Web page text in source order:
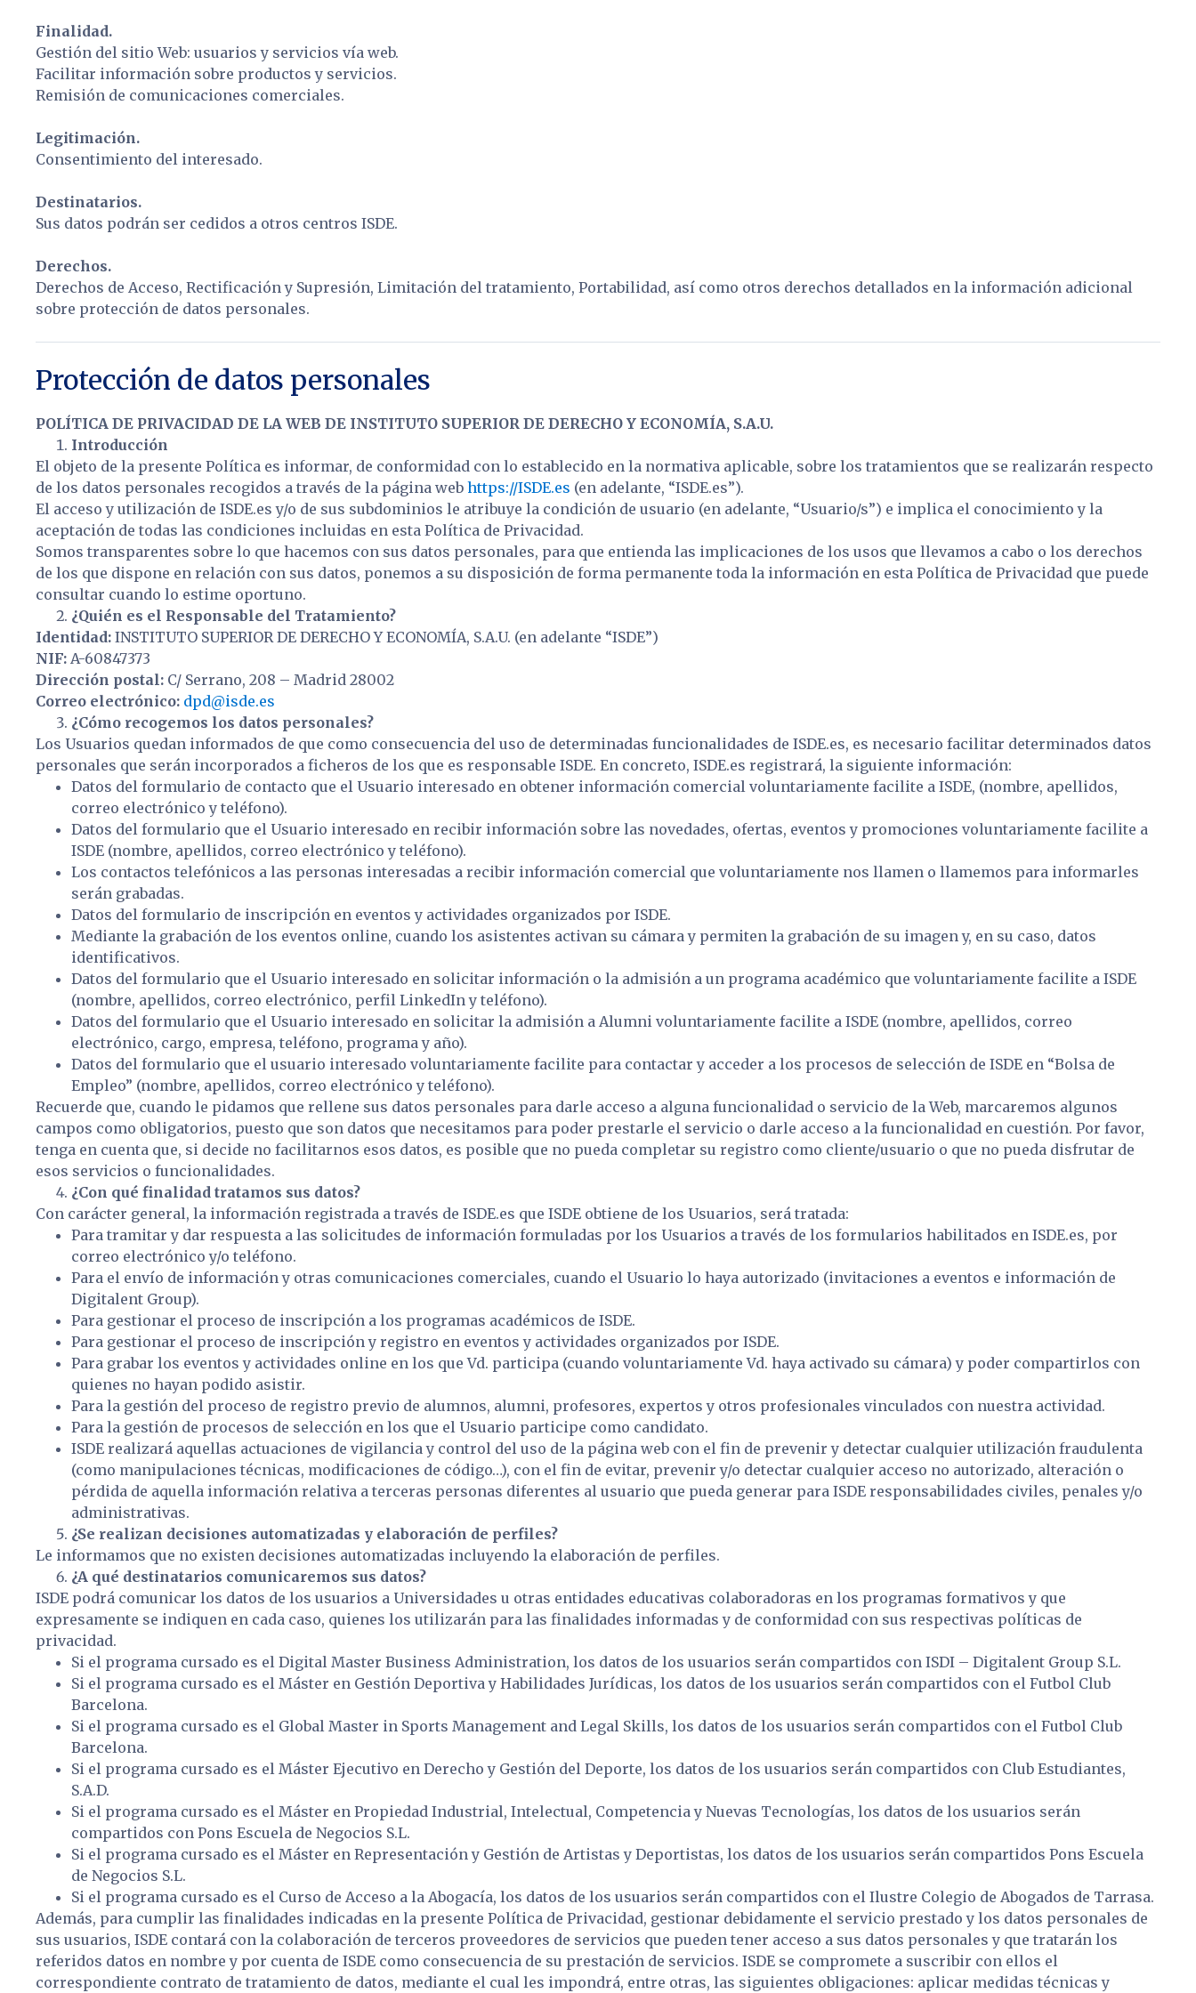
Finalidad.
Gestión del sitio Web: usuarios y servicios vía web.
Facilitar información sobre productos y servicios.
Remisión de comunicaciones comerciales.
Legitimación.
Consentimiento del interesado.
Destinatarios.
Sus datos podrán ser cedidos a otros centros ISDE.
Derechos.
Derechos de Acceso, Rectificación y Supresión, Limitación del tratamiento, Portabilidad, así como otros derechos detallados en la información adicional
sobre protección de datos personales.
Protección de datos personales
POLÍTICA DE PRIVACIDAD DE LA WEB DE INSTITUTO SUPERIOR DE DERECHO Y ECONOMÍA, S.A.U.
Introducción
El objeto de la presente Política es informar, de conformidad con lo establecido en la normativa aplicable, sobre los tratamientos que se realizarán respecto
de los datos personales recogidos a través de la página webhttps://ISDE.es (en adelante, “ISDE.es”).
El acceso y utilización de ISDE.es y/o de sus subdominios le atribuye la condición de usuario (en adelante, “Usuario/s”) e implica el conocimiento y la
aceptación de todas las condiciones incluidas en esta Política de Privacidad.
Somos transparentes sobre lo que hacemos con sus datos personales, para que entienda las implicaciones de los usos que llevamos a cabo o los derechos
de los que dispone en relación con sus datos, ponemos a su disposición de forma permanente toda la información en esta Política de Privacidad que puede
consultar cuando lo estime oportuno.
¿Quién es el Responsable del Tratamiento?
Identidad:INSTITUTO SUPERIOR DE DERECHO Y ECONOMÍA, S.A.U. (en adelante “ISDE”)
NIF: A-60847373
Dirección postal: C/ Serrano, 208 – Madrid 28002
Correo electrónico: dpd@isde.es
¿Cómo recogemos los datos personales?
Los Usuarios quedan informados de que como consecuencia del uso de determinadas funcionalidades de ISDE.es, es necesario facilitar determinados datos
personales que serán incorporados a ficheros de los que es responsable ISDE. En concreto, ISDE.es registrará, la siguiente información:
Datos del formulario de contacto que el Usuario interesado en obtener información comercial voluntariamente facilite a ISDE, (nombre, apellidos,
correo electrónico y teléfono).
Datos del formulario que el Usuario interesado en recibir información sobre las novedades, ofertas, eventos y promociones voluntariamente facilite a
ISDE (nombre, apellidos, correo electrónico y teléfono).
Los contactos telefónicos a las personas interesadas a recibir información comercial que voluntariamente nos llamen o llamemos para informarles
serán grabadas.
Datos del formulario de inscripción en eventos y actividades organizados por ISDE.
Mediante la grabación de los eventos online, cuando los asistentes activan su cámara y permiten la grabación de su imagen y, en su caso, datos
identificativos.
Datos del formulario que el Usuario interesado en solicitar información o la admisión a un programa académico que voluntariamente facilite a ISDE
(nombre, apellidos, correo electrónico, perfil LinkedIn y teléfono).
Datos del formulario que el Usuario interesado en solicitar la admisión a Alumni voluntariamente facilite a ISDE (nombre, apellidos, correo
electrónico, cargo, empresa, teléfono, programa y año).
Datos del formulario que el usuario interesado voluntariamente facilite para contactar y acceder a los procesos de selección de ISDE en “Bolsa de
Empleo” (nombre, apellidos, correo electrónico y teléfono).
Recuerde que, cuando le pidamos que rellene sus datos personales para darle acceso a alguna funcionalidad o servicio de la Web, marcaremos algunos
campos como obligatorios, puesto que son datos que necesitamos para poder prestarle el servicio o darle acceso a la funcionalidad en cuestión. Por favor,
tenga en cuenta que, si decide no facilitarnos esos datos, es posible que no pueda completar su registro como cliente/usuario o que no pueda disfrutar de
esos servicios o funcionalidades.
¿Con qué finalidad tratamos sus datos?
Con carácter general, la información registrada a través de ISDE.es que ISDE obtiene de los Usuarios, será tratada:
Para tramitar y dar respuesta a las solicitudes de información formuladas por los Usuarios a través de los formularios habilitados en ISDE.es, por
correo electrónico y/o teléfono.
Para el envío de información y otras comunicaciones comerciales, cuando el Usuario lo haya autorizado (invitaciones a eventos e información de
Digitalent Group).
Para gestionar el proceso de inscripción a los programas académicos de ISDE.
Para gestionar el proceso de inscripción y registro en eventos y actividades organizados por ISDE.
Para grabar los eventos y actividades online en los que Vd. participa (cuando voluntariamente Vd. haya activado su cámara) y poder compartirlos con
quienes no hayan podido asistir.
Para la gestión del proceso de registro previo de alumnos, alumni, profesores, expertos y otros profesionales vinculados con nuestra actividad.
Para la gestión de procesos de selección en los que el Usuario participe como candidato.
ISDE realizará aquellas actuaciones de vigilancia y control del uso de la página web con el fin de prevenir y detectar cualquier utilización fraudulenta
(como manipulaciones técnicas, modificaciones de código…), con el fin de evitar, prevenir y/o detectar cualquier acceso no autorizado, alteración o
pérdida de aquella información relativa a terceras personas diferentes al usuario que pueda generar para ISDE responsabilidades civiles, penales y/o
administrativas.
¿Se realizan decisiones automatizadas y elaboración de perfiles?
Le informamos que no existen decisiones automatizadas incluyendo la elaboración de perfiles.
¿A qué destinatarios comunicaremos sus datos?
ISDE podrá comunicar los datos de los usuarios a Universidades u otras entidades educativas colaboradoras en los programas formativos y que
expresamente se indiquen en cada caso, quienes los utilizarán para las finalidades informadas y de conformidad con sus respectivas políticas de
privacidad.
Si el programa cursado es el Digital Master Business Administration, los datos de los usuarios serán compartidos con ISDI – Digitalent Group S.L.
Si el programa cursado es el Máster en Gestión Deportiva y Habilidades Jurídicas, los datos de los usuarios serán compartidos con el Futbol Club
Barcelona.
Si el programa cursado es el Global Master in Sports Management and Legal Skills, los datos de los usuarios serán compartidos con el Futbol Club
Barcelona.
Si el programa cursado es el Máster Ejecutivo en Derecho y Gestión del Deporte, los datos de los usuarios serán compartidos con Club Estudiantes,
S.A.D.
Si el programa cursado es el Máster en Propiedad Industrial, Intelectual, Competencia y Nuevas Tecnologías, los datos de los usuarios serán
compartidos con Pons Escuela de Negocios S.L.
Si el programa cursado es el Máster en Representación y Gestión de Artistas y Deportistas, los datos de los usuarios serán compartidos Pons Escuela
de Negocios S.L.
Si el programa cursado es el Curso de Acceso a la Abogacía, los datos de los usuarios serán compartidos con el Ilustre Colegio de Abogados de Tarrasa.
Además, para cumplir las finalidades indicadas en la presente Política de Privacidad, gestionar debidamente el servicio prestado y los datos personales de
sus usuarios, ISDE contará con la colaboración de terceros proveedores de servicios que pueden tener acceso a sus datos personales y que tratarán los
referidos datos en nombre y por cuenta de ISDE como consecuencia de su prestación de servicios. ISDE se compromete a suscribir con ellos el
correspondiente contrato de tratamiento de datos, mediante el cual les impondrá, entre otras, las siguientes obligaciones: aplicar medidas técnicas y